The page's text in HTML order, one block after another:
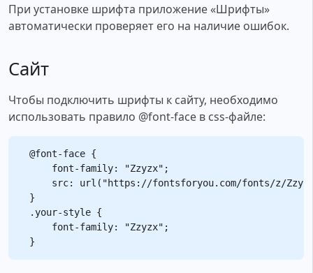
При установке шрифта приложение «Шрифты»
автоматически проверяет его на наличие ошибок.
Сайт
Чтобы подключить шрифты к сайту, необходимо
использовать правило @font-face в css-файле:
@font-face {
    font-family: "Zzyzx";
src: url("https://fontsforyou.com/fonts/z/
}
.your-style {
    font-family: "Zzyzx";